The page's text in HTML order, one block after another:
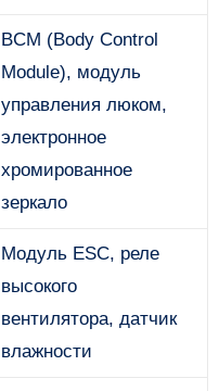
BCM (Body Control
Module), модуль
управления люком,
электронное
хромированное
зеркало
Модуль ESC, реле
высокого
вентилятора, датчик
влажности